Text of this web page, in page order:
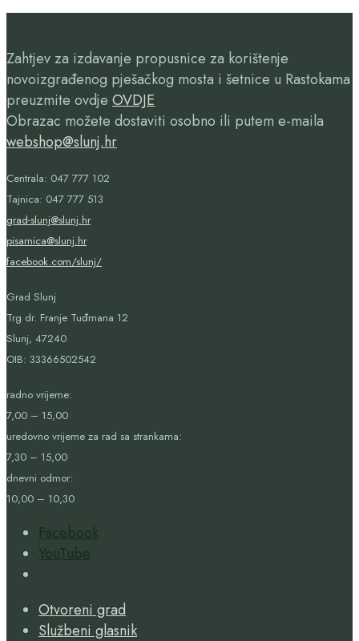
Zahtjev za izdavanje propusnice za korištenje
novoizgrađenog pješačkog mosta i šetnice u Rastokama
preuzmite ovdje OVDJE
Obrazac možete dostaviti osobno ili putem e-maila
webshop@slunj.hr
Centrala: 047 777 102
Tajnica: 047 777 513
grad-slunj@slunj.hr
pisarnica@slunj.hr
facebook.com/slunj/
Grad Slunj
Trg dr. Franje Tuđmana 12
Slunj, 47240
OIB: 33366502542
radno vrijeme:
7,00 – 15,00
uredovno vrijeme za rad sa strankama:
7,30 – 15,00
dnevni odmor:
10,00 – 10,30
Facebook
YouTube
Window
Otvoreni grad
Službeni glasnik